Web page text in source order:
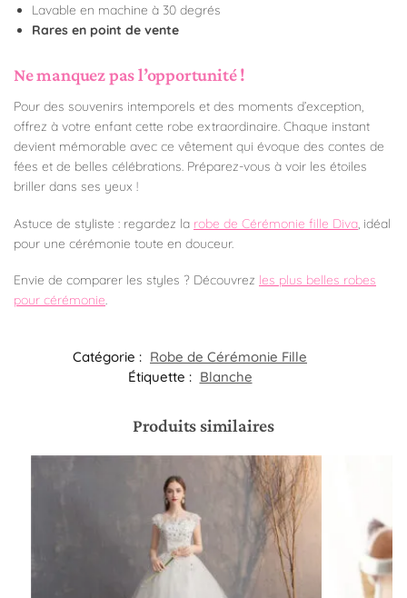
Lavable en machine à 30 degrés
Rares en point de vente
Ne manquez pas l’opportunité !
Pour des souvenirs intemporels et des moments d’exception,
offrez à votre enfant cette robe extraordinaire. Chaque instant
devient mémorable avec ce vêtement qui évoque des contes de
fées et de belles célébrations. Préparez-vous à voir les étoiles
briller dans ses yeux !
Astuce de styliste : regardez la robe de Cérémonie fille Diva, idéal
pour une cérémonie toute en douceur.
Envie de comparer les styles ? Découvrez les plus belles robes
pour cérémonie.
Catégorie : Robe de Cérémonie Fille​
Étiquette : Blanche
Produits similaires